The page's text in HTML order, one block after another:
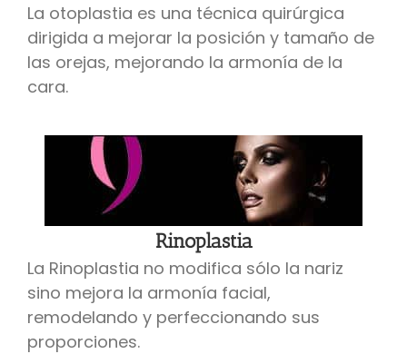
La otoplastia es una técnica quirúrgica
dirigida a mejorar la posición y tamaño de
las orejas, mejorando la armonía de la
cara.
Rinoplastia
La Rinoplastia no modifica sólo la nariz
sino mejora la armonía facial,
remodelando y perfeccionando sus
proporciones.